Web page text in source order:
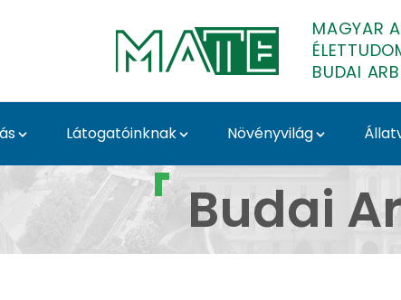
MAGYAR
BUDAI
Látogatóinknak Növényvilág
Hoffm. -
Budai